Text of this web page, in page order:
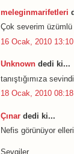
meleginmarifetleri
Çok severim
16 Ocak, 2010 13:10
Unknown dedi ki...
tanıştığımıza
18 Ocak, 2010 08:18
Çınar dedi ki...
Nefis görünüyor
Sevgiler